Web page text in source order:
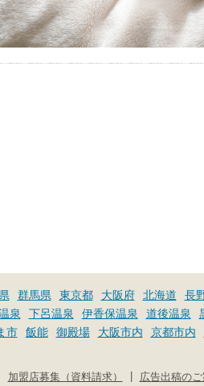
群馬県 東京都 大阪府 北海道 長
泉 下呂温泉 伊香保温泉 道後温泉
市 飯能 御殿場 大阪市内 京都市内
広告出稿のご
加盟店募集（資料請求）